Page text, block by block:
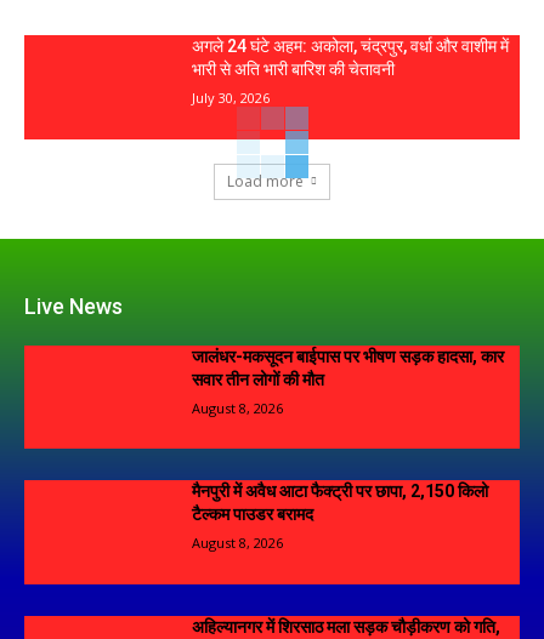
अगले 24 घंटे अहम: अकोला, चंद्रपुर, वर्धा और वाशीम में
भारी से अति भारी बारिश की चेतावनी
July 30, 2026
Load more
Live News
जालंधर-मकसूदन बाईपास पर भीषण सड़क हादसा, कार
सवार तीन लोगों की मौत
August 8, 2026
मैनपुरी में अवैध आटा फैक्ट्री पर छापा, 2,150 किलो
टैल्कम पाउडर बरामद
August 8, 2026
अहिल्यानगर में शिरसाठ मला सड़क चौड़ीकरण को गति,